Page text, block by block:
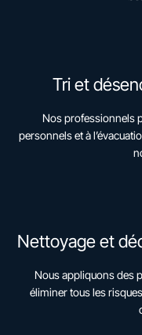
Tri et
Nos professionnels
personnels et à
Nettoyage et
Nous appliquons des
éliminer tous les